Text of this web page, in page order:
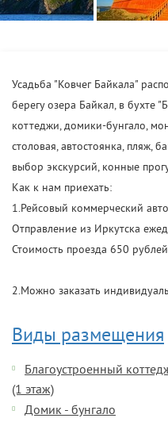
Усадьба "Ковчег Байкала"
берегу озера Байкал, в бухте
коттеджи, домики-бунгало,
столовая, автостоянка, пляж,
выбор экскурсий, конные
Как к нам приехать:
1.Рейсовый коммерческий
Отправление из Иркутска
Стоимость проезда 650
2.Можно заказать
Виды размещения
Благоустроенный
(1 этаж)
Домик - бунгало